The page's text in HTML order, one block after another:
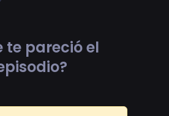
te pareció el